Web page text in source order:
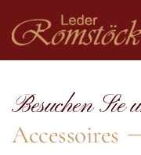
Besuchen Sie
Accessoires